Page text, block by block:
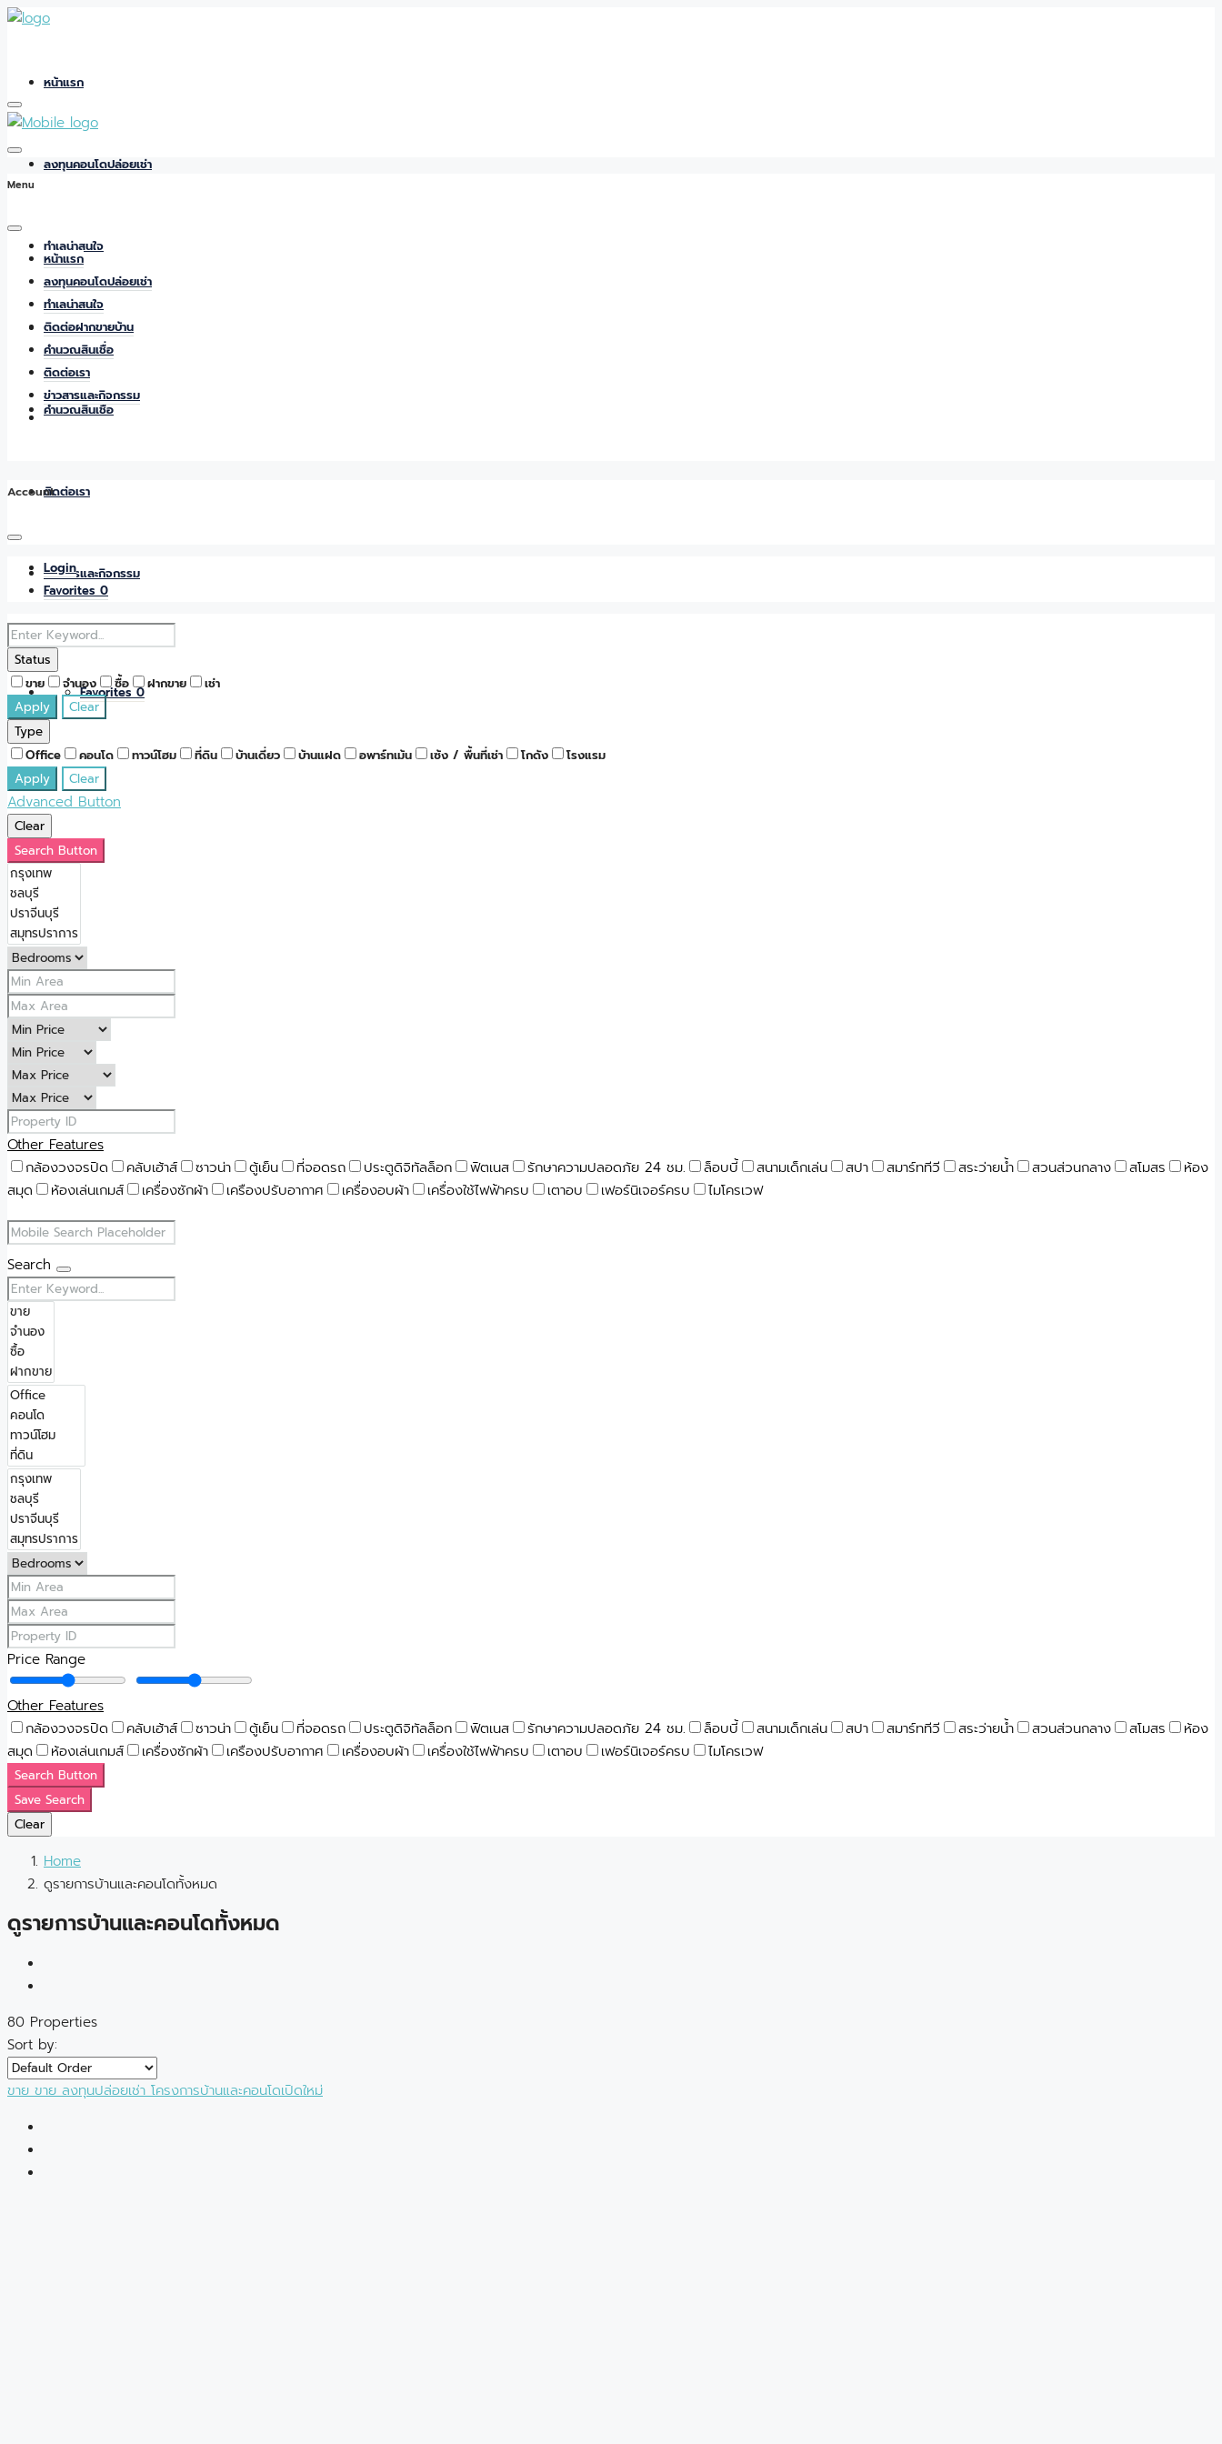
หน้าแรก
ลงทุนคอนโดปล่อยเช่า
ทำเลน่าสนใจ
ติดต่อฝากขายบ้าน
คำนวณสินเชื่อ
ติดต่อเรา
ข่าวสารและกิจกรรม
Favorites0
Menu
หน้าแรก
ลงทุนคอนโดปล่อยเช่า
ทำเลน่าสนใจ
ติดต่อฝากขายบ้าน
คำนวณสินเชื่อ
ติดต่อเรา
ข่าวสารและกิจกรรม
Account
Login
Favorites 0
Status
ขาย จำนอง ซื้อ ฝากขาย เช่า
Apply
Clear
Type
Office คอนโด ทาวน์โฮม ที่ดิน บ้านเดี่ยว บ้านแฝด อพาร์ทเม้น เซ้ง / พื้นที่เช่า โกดัง โรงแรม
Apply Clear
Advanced Button
Clear
Search Button
Other Features
กล้องวงจรปิด
คลับเฮ้าส์ ซาวน่า ตู้เย็น ที่จอดรถ ประตูดิจิทัลล็อก ฟิตเนส รักษาความปลอดภัย 24 ชม. ล็อบบี้ สนามเด็กเล่น สปา สมาร์ททีวี สระว่ายน้ำ สวนส่วนกลาง สโมสร
ห้อง
สมุด
ห้องเล่นเกมส์ เครื่องซักผ้า เครืองปรับอากาศ เครื่องอบผ้า เครื่องใช้ไฟฟ้าครบ เตาอบ เฟอร์นิเจอร์ครบ ไมโครเวฟ
Search
Price Range
Other Features
กล้องวงจรปิด
คลับเฮ้าส์ ซาวน่า ตู้เย็น ที่จอดรถ ประตูดิจิทัลล็อก ฟิตเนส รักษาความปลอดภัย 24 ชม. ล็อบบี้ สนามเด็กเล่น สปา สมาร์ททีวี สระว่ายน้ำ สวนส่วนกลาง สโมสร
ห้อง
สมุด
ห้องเล่นเกมส์ เครื่องซักผ้า เครืองปรับอากาศ เครื่องอบผ้า เครื่องใช้ไฟฟ้าครบ เตาอบ เฟอร์นิเจอร์ครบ ไมโครเวฟ
Search Button
Save Search
Clear
Home
ดูรายการบ้านและคอนโดทั้งหมด
ดูรายการบ้านและคอนโดทั้งหมด
80 Properties
Sort by:
ขาย ขาย ลงทุนปล่อยเช่า โครงการบ้านและคอนโดเปิดใหม่